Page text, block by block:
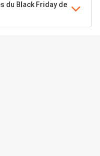
du Black Friday de